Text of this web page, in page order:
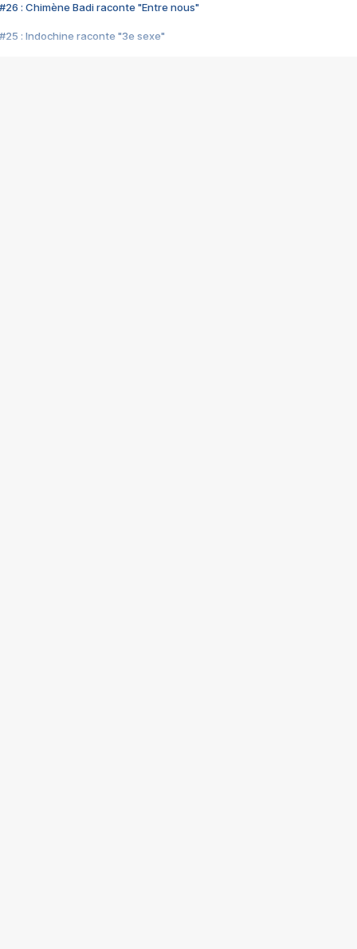
#26 : Chimène Badi raconte "Entre nous"
#25 : Indochine raconte "3e sexe"